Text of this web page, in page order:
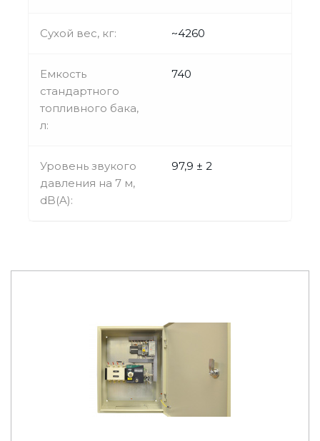
Сухой вес, кг: ~4260
Емкость
стандартного
топливного бака,
л:
740
Уровень звукого
давления на 7 м,
dB(A):
97,9 ± 2